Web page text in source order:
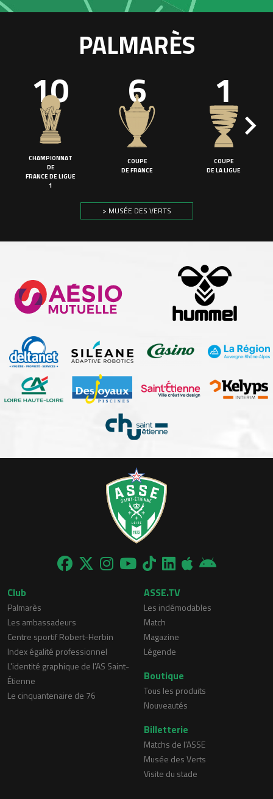
PALMARÈS
10
CHAMPIONNAT
DE
FRANCE DE LIGUE
1
6
COUPE
DE FRANCE
1
COUPE
DE LA LIGUE
> MUSÉE DES VERTS
Club
Palmarès
Les ambassadeurs
Centre sportif Robert-Herbin
Index égalité professionnel
L'identité graphique de l'AS Saint-
Étienne
Le cinquantenaire de 76
ASSE.TV
Les indémodables
Match
Magazine
Légende
Boutique
Tous les produits
Nouveautés
Billetterie
Matchs de l'ASSE
Musée des Verts
Visite du stade